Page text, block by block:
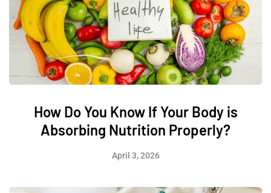
How Do You Know If Your Body is
Absorbing Nutrition Properly?
April 3, 2026